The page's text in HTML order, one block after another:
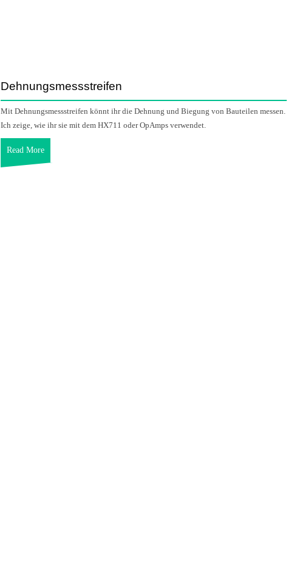
Dehnungsmessstreifen
Mit Dehnungsmessstreifen könnt ihr die Dehnung und Biegung von Bauteilen messen.
Ich zeige, wie ihr sie mit dem HX711 oder OpAmps verwendet.
Read More